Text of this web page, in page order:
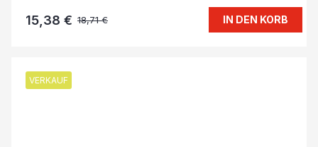
18,71 €
15,38 € IN DEN KORB
VERKAUF